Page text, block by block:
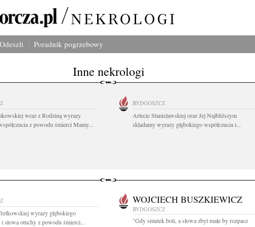
Odeszli Poradnik pogrzebowy
Inne nekrologi
wraz z Rodziną wyrazy
z powodu śmierci Mamy...
BYDGOSZCZ
Arlecie Stanisławskiej oraz Jej Najbliższym
składamy wyrazy głębokiego współczucia i...
wyrazy głębokiego
i słowa otuchy z powodu śmierci...
WOJCIECH BUSZKIEWICZ
BYDGOSZCZ
"Gdy smutek boli, a słowa zbyt małe by rozpacz